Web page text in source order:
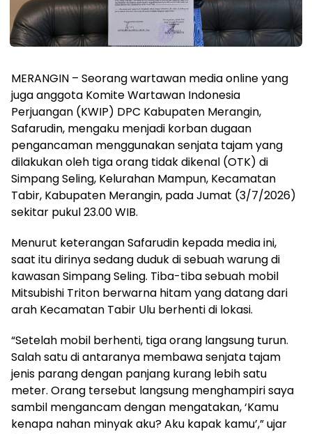
MERANGIN – Seorang wartawan media online yang
juga anggota Komite Wartawan Indonesia
Perjuangan (KWIP) DPC Kabupaten Merangin,
Safarudin, mengaku menjadi korban dugaan
pengancaman menggunakan senjata tajam yang
dilakukan oleh tiga orang tidak dikenal (OTK) di
Simpang Seling, Kelurahan Mampun, Kecamatan
Tabir, Kabupaten Merangin, pada Jumat (3/7/2026)
sekitar pukul 23.00 WIB.
Menurut keterangan Safarudin kepada media ini,
saat itu dirinya sedang duduk di sebuah warung di
kawasan Simpang Seling. Tiba-tiba sebuah mobil
Mitsubishi Triton berwarna hitam yang datang dari
arah Kecamatan Tabir Ulu berhenti di lokasi.
“Setelah mobil berhenti, tiga orang langsung turun.
Salah satu di antaranya membawa senjata tajam
jenis parang dengan panjang kurang lebih satu
meter. Orang tersebut langsung menghampiri saya
sambil mengancam dengan mengatakan, ‘Kamu
kenapa nahan minyak aku? Aku kapak kamu’,” ujar